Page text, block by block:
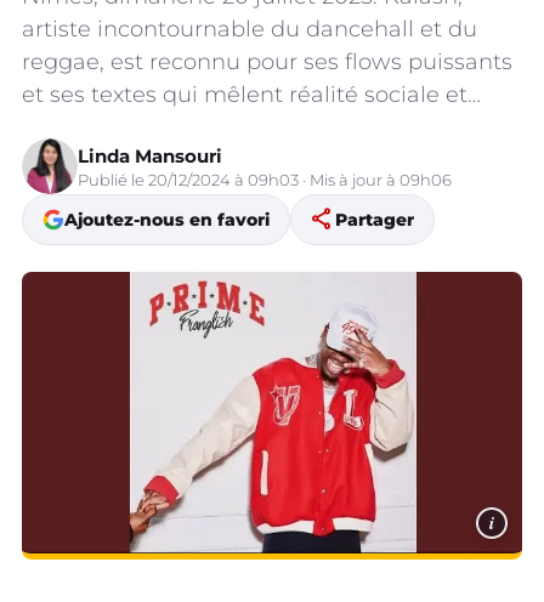
artiste incontournable du dancehall et du
reggae, est reconnu pour ses flows puissants
et ses textes qui mêlent réalité sociale et…
Linda Mansouri
Publié le 20/12/2024 à 09h03 · Mis à jour à 09h06
Ajoutez-nous en favori share Partager
i